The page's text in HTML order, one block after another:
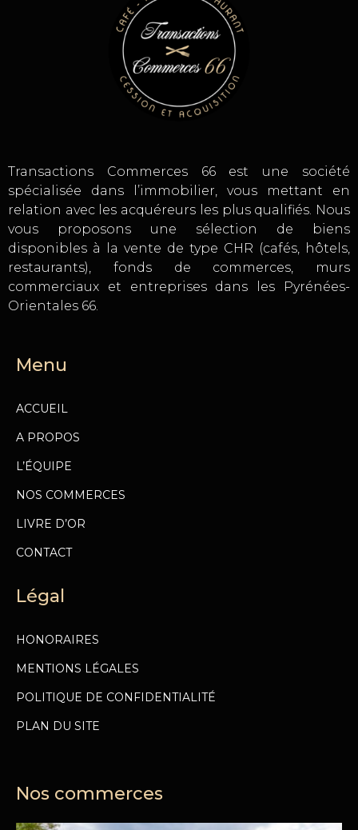
Transactions Commerces 66 est une société
spécialisée dans l’immobilier, vous mettant en
relation avec les acquéreurs les plus qualifiés. Nous
vous proposons une sélection de biens
disponibles à la vente de type CHR (cafés, hôtels,
restaurants), fonds de commerces, murs
commerciaux et entreprises dans les Pyrénées-
Orientales 66.
Menu
ACCUEIL
A PROPOS
L’ÉQUIPE
NOS COMMERCES
LIVRE D’OR
CONTACT
Légal
HONORAIRES
MENTIONS LÉGALES
POLITIQUE DE CONFIDENTIALITÉ
PLAN DU SITE
Nos commerces